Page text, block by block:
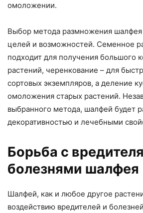
омоложении.
Выбор метода размножения шалфея
целей и возможностей. Семенное
подходит для получения большого
растений, черенкование – для
сортовых экземпляров, а деление
омоложения старых растений.
выбранного метода, шалфей будет
декоративностью и лечебными
Борьба с
болезнями шалфея
Шалфей, как и любое другое
воздействию вредителей и